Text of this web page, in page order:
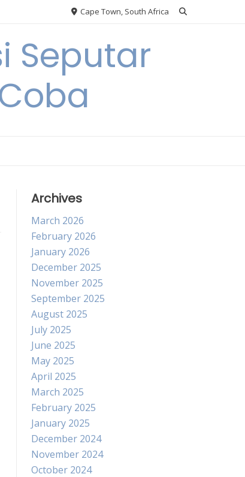
Cape Town, South Africa
Seputar
Archives
March 2026
February 2026
January 2026
December 2025
November 2025
September 2025
August 2025
July 2025
June 2025
May 2025
April 2025
March 2025
February 2025
January 2025
December 2024
November 2024
October 2024